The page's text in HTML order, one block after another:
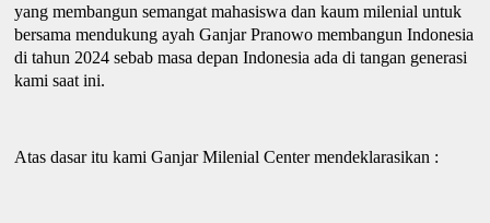
yang membangun semangatmahasiswa dan kaummilenial untuk
bersama mendukungayah Ganjar Pranowo membangun Indonesia
di tahun 2024 sebab masa depan Indonesia ada di tangan generasi
kami saat ini.
Atas dasar itu kami Ganjar Milenial Centermendeklarasikan :